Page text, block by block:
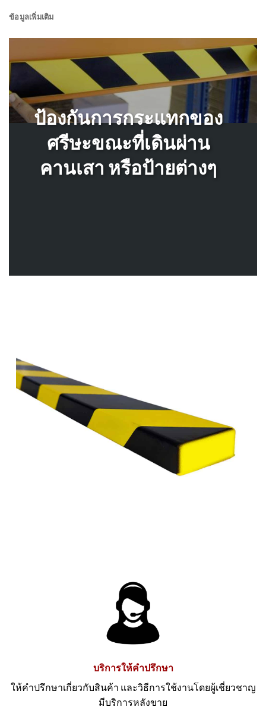
ข้อมูลเพิ่มเติม
ป้องกันการกระแทกของ
ศรีษะขณะที่เดินผ่าน
คานเสา หรือป้ายต่างๆ
บริการให้คำปรึกษา
ให้คำปรึกษาเกี่ยวกับสินค้า และวิธีการใช้งานโดยผู้เชี่ยวชาญ
มีบริการหลังขาย